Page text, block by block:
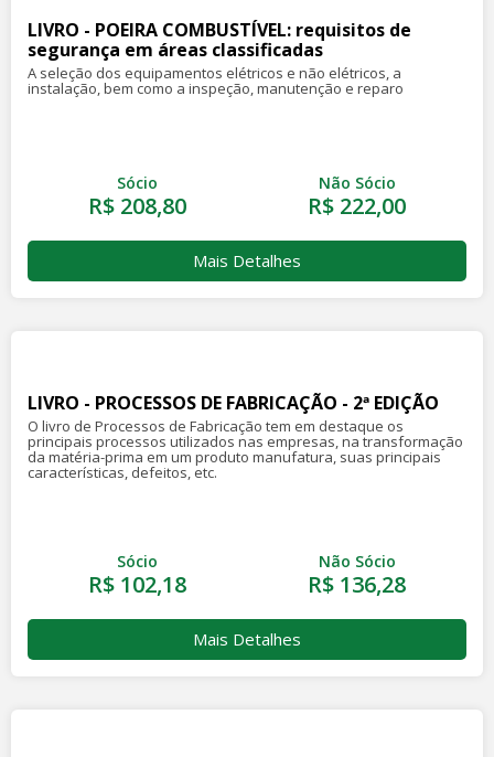
LIVRO - POEIRA COMBUSTÍVEL: requisitos de
segurança em áreas classificadas
A seleção dos equipamentos elétricos e não elétricos, a
instalação, bem como a inspeção, manutenção e reparo
Sócio
R$ 208,80
Não Sócio
R$ 222,00
Mais Detalhes
LIVRO - PROCESSOS DE FABRICAÇÃO - 2ª EDIÇÃO
O livro de Processos de Fabricação tem em destaque os
principais processos utilizados nas empresas, na transformação
da matéria-prima em um produto manufatura, suas principais
características, defeitos, etc.
Sócio
R$ 102,18
Não Sócio
R$ 136,28
Mais Detalhes